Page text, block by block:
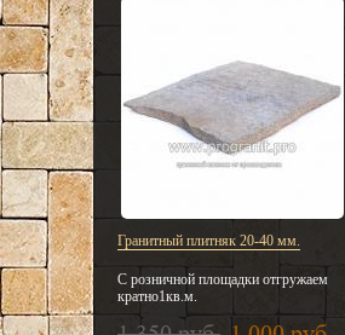
Гранитный плитняк 20-40 мм.
С розничной площадки отгружаем
кратно1кв.м.